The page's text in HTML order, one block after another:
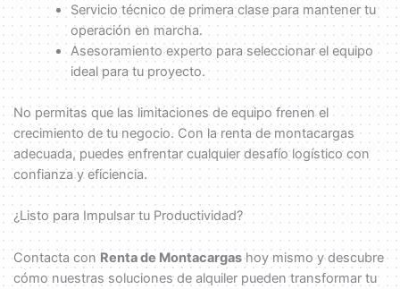
Servicio técnico de primera clase para mantener tu
operación en marcha.
Asesoramiento experto para seleccionar el equipo
ideal para tu proyecto.
No permitas que las limitaciones de equipo frenen el
crecimiento de tu negocio. Con la renta de montacargas
adecuada, puedes enfrentar cualquier desafío logístico con
confianza y eficiencia.
¿Listo para Impulsar tu Productividad?
Contacta con Renta de Montacargas hoy mismo y descubre
cómo nuestras soluciones de alquiler pueden transformar tu